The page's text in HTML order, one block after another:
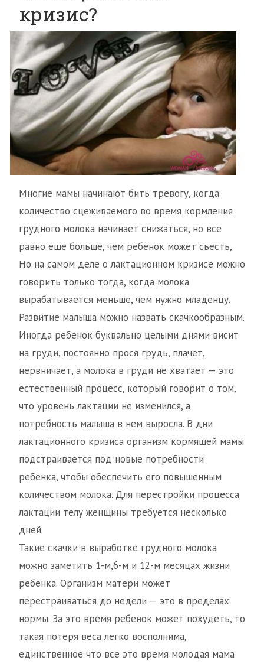
кризис?
Многие мамы начинают бить тревогу, когда
количество сцеживаемого во время кормления
грудного молока начинает снижаться, но все
равно еще больше, чем ребенок может съесть,
Но на самом деле о лактационном кризисе можно
говорить только тогда, когда молока
вырабатывается меньше, чем нужно младенцу.
Развитие малыша можно назвать скачкообразным.
Иногда ребенок буквально целыми днями висит
на груди, постоянно прося грудь, плачет,
нервничает, а молока в груди не хватает — это
естественный процесс, который говорит о том,
что уровень лактации не изменился, а
потребность малыша в нем выросла. В дни
лактационного кризиса организм кормящей мамы
подстраивается под новые потребности
ребенка, чтобы обеспечить его повышенным
количеством молока. Для перестройки процесса
лактации телу женщины требуется несколько
дней.
Такие скачки в выработке грудного молока
можно заметить 1-м,6-м и 12-м месяцах жизни
ребенка. Организм матери может
перестраиваться до недели — это в пределах
нормы. За это время ребенок может похудеть, то
такая потеря веса легко восполнима,
единственное что все это время молодая мама